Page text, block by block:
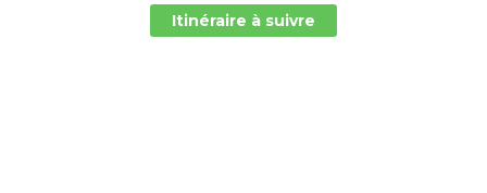
Itinéraire à suivre